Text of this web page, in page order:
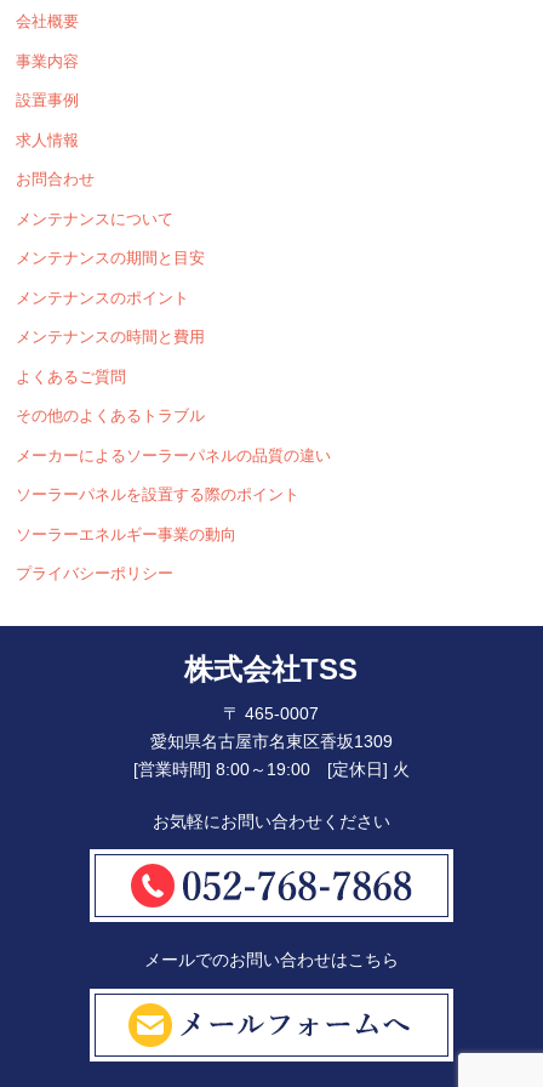
会社概要
事業内容
設置事例
求人情報
お問合わせ
メンテナンスについて
メンテナンスの期間と目安
メンテナンスのポイント
メンテナンスの時間と費用
よくあるご質問
その他のよくあるトラブル
メーカーによるソーラーパネルの品質の違い
ソーラーパネルを設置する際のポイント
ソーラーエネルギー事業の動向
プライバシーポリシー
株式会社TSS
〒 465-0007
愛知県名古屋市名東区香坂1309
[営業時間] 8:00～19:00 [定休日] 火
お気軽にお問い合わせください
メールでのお問い合わせはこちら